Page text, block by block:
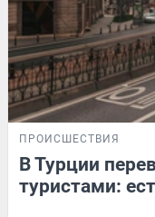
ПРОИСШЕСТВИЯ
В Турции
туристами: